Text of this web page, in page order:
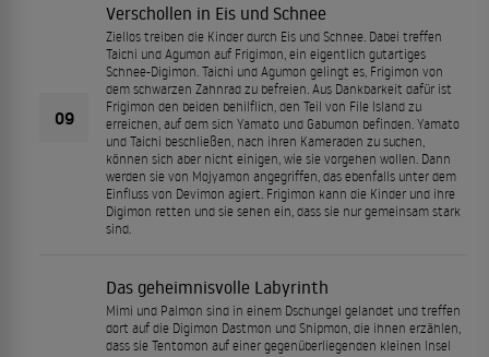
09
Verschollen in Eis und Schnee
Ziellos treiben die Kinder durch Eis und Schnee. Dabei treffen
Taichi und Agumon auf Frigimon, ein eigentlich gutartiges
Schnee-Digimon. Taichi und Agumon gelingt es, Frigimon von
dem schwarzen Zahnrad zu befreien. Aus Dankbarkeit dafür ist
Frigimon den beiden behilflich, den Teil von File Island zu
erreichen, auf dem sich Yamato und Gabumon befinden. Yamato
und Taichi beschließen, nach ihren Kameraden zu suchen,
können sich aber nicht einigen, wie sie vorgehen wollen. Dann
werden sie von Mojyamon angegriffen, das ebenfalls unter dem
Einfluss von Devimon agiert. Frigimon kann die Kinder und ihre
Digimon retten und sie sehen ein, dass sie nur gemeinsam stark
sind.
Das geheimnisvolle Labyrinth
Mimi und Palmon sind in einem Dschungel gelandet und treffen
dort auf die Digimon Dastmon und Shipmon, die ihnen erzählen,
dass sie Tentomon auf einer gegenüberliegenden kleinen Insel